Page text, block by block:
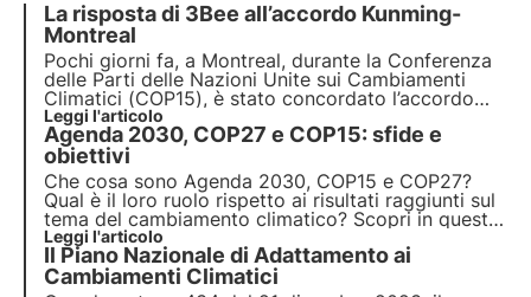
La risposta di 3Bee all’accordo Kunming-
Montreal
Pochi giorni fa, a Montreal, durante la Conferenza
delle Parti delle Nazioni Unite sui Cambiamenti
Climatici (COP15), è stato concordato l’accordo
internazionale
2015 in Cina.
Leggi l'articolo
Agenda 2030, COP27 e COP15: sfide e
obiettivi
Che cosa sono Agenda 2030, COP15 e COP27?
Qual è il loro ruolo rispetto ai risultati raggiunti sul
tema del cambiamento climatico? Scopri in questo
articolo le principali azioni realizzate per
affrontare le sfide ambientali globali.
Approfondisci con le Pillole dall'Oasi, la Digital
Leggi l'articolo
Il Piano Nazionale di Adattamento ai
Cambiamenti Climatici